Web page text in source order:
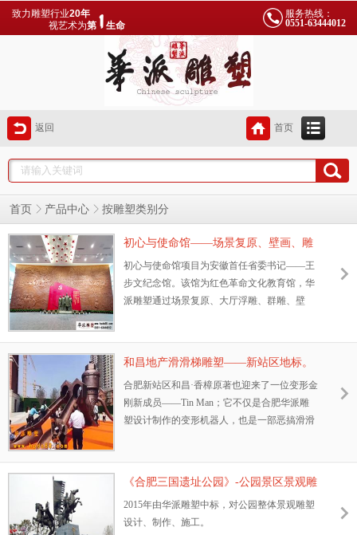
致力雕塑行业20年
视艺术为第 生命
服务热线：
0551-63444012
返回 首页
首页 产品中心 按雕塑类别分
初心与使命馆——场景复原、壁画、雕
塑布展及陈列。
初心与使命馆项目为安徽首任省委书记——王
步文纪念馆。该馆为红色革命文化教育馆，华
派雕塑通过场景复原、大厅浮雕、群雕、壁
和昌地产滑滑梯雕塑——新站区地标。
合肥新站区和昌·香樟原著也迎来了一位变形金
刚新成员——Tin Man；它不仅是合肥华派雕
塑设计制作的变形机器人，也是一部恶搞滑滑
《合肥三国遗址公园》-公园景区景观雕
塑
2015年由华派雕塑中标，对公园整体景观雕塑
设计、制作、施工。